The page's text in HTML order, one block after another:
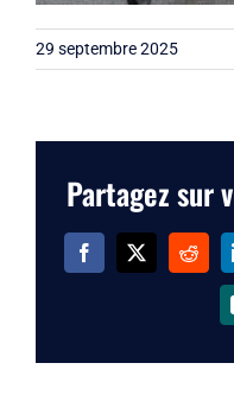
29 septembre 2025
Partagez sur
Facebook
X